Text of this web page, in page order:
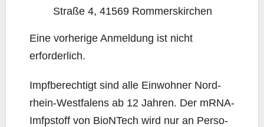
Stra­ße 4, 41569 Rommerskirchen
Eine vor­he­ri­ge Anmel­dung ist nicht
erforderlich.
Impf­be­rech­tigt sind alle Ein­woh­ner Nord­
rhein-West­fa­lens ab 12 Jah­ren. Der mRNA-
Imfp­stoff von BioNTech wird nur an Per­so­